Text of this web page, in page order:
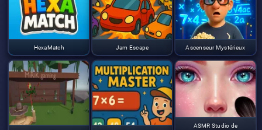
HexaMatch Jam Escape Ascenseur Mystérieux
ASMR Studio de